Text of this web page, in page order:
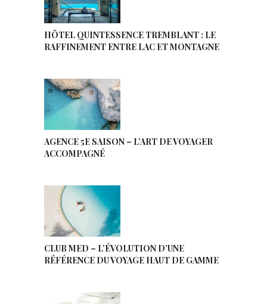
HÔTEL QUINTESSENCE TREMBLANT : LE
RAFFINEMENT ENTRE LAC ET MONTAGNE
AGENCE 5E SAISON – L’ART DE VOYAGER
ACCOMPAGNÉ
CLUB MED – L’ÉVOLUTION D’UNE
RÉFÉRENCE DU VOYAGE HAUT DE GAMME